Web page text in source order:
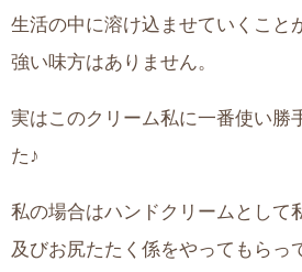
生活の中に溶け込ませていくこと
強い味方はありません。
実はこのクリーム私に一番使い勝
た♪
私の場合はハンドクリームとして
及びお尻たたく係をやってもらっ